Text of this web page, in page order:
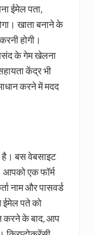
ईमेल पता,
खाता बनाने के
होगी।
के गेम खेलना
केंद्र भी
करने में मदद
है। बस वेबसाइट
एक फॉर्म
नाम और पासवर्ड
ईमेल पते को
करने के बाद, आप